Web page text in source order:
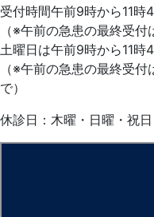
受付時間午前9時から11
（※午前の急患の最終受
土曜日は午前9時から11時
（※午前の急患の最終受
で）
休診日：木曜・日曜・祝日